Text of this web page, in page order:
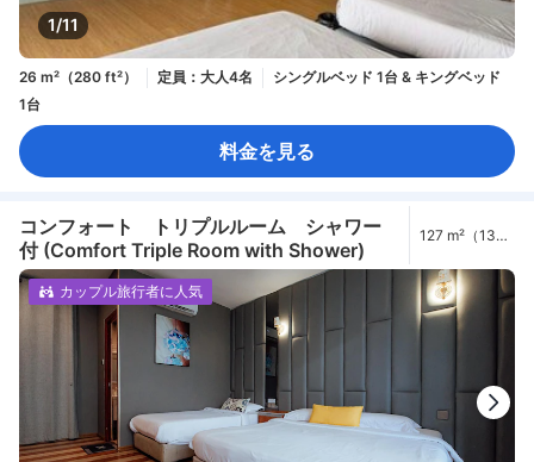
1/11
26 m²（280 ft²） 定員：大人4名
シングルベッド 1台 & キングベッド
1台
料金を見る
コンフォート トリプルルーム シャワー
付 (Comfort Triple Room with Shower)
127 m²（1367
カップル旅行者に人気